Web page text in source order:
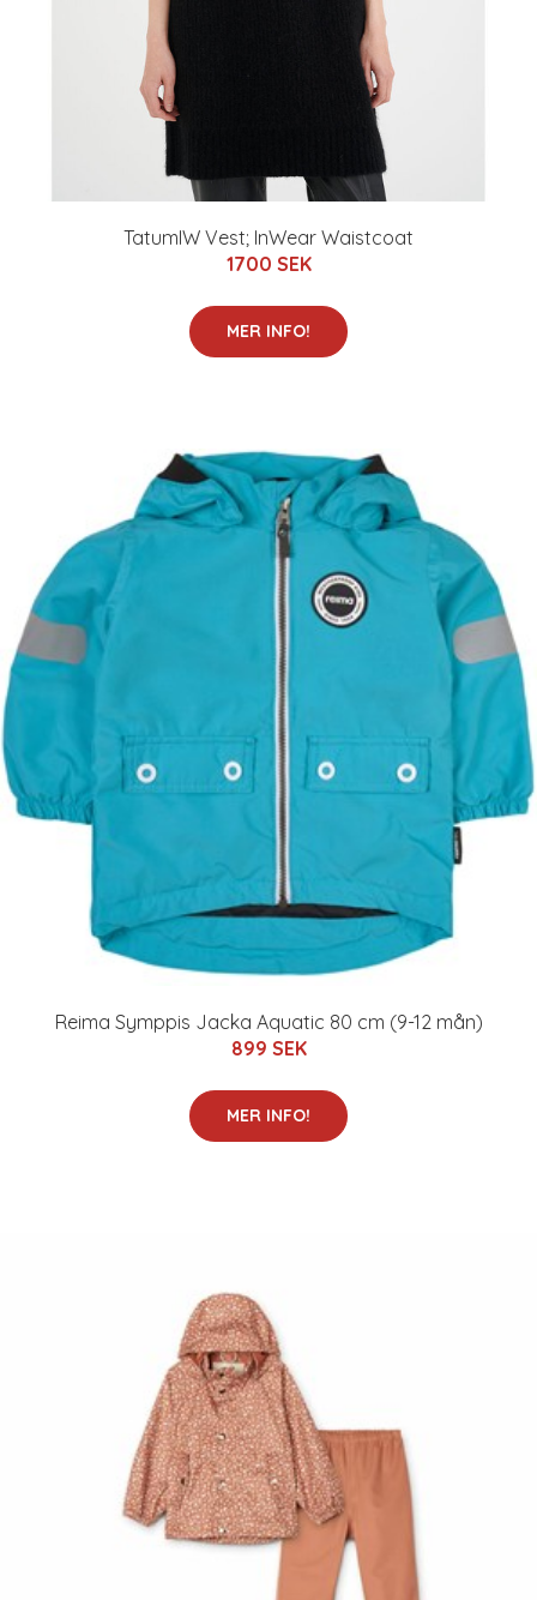
TatumIW Vest; InWear Waistcoat
1700 SEK
MER INFO!
Reima Symppis Jacka Aquatic 80 cm (9-12 mån)
899 SEK
MER INFO!